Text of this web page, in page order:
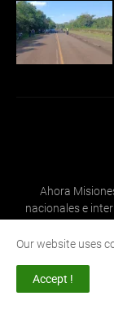
Ahora
nacionales e
Our website uses
Accept !